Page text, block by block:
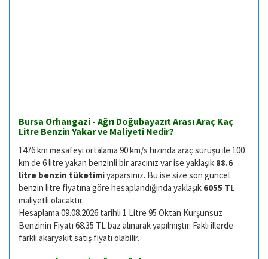
Bursa Orhangazi - Ağrı Doğubayazıt Arası Araç Kaç
Litre Benzin Yakar ve Maliyeti Nedir?
1476 km mesafeyi ortalama 90 km/s hızında araç sürüşü ile 100
km de 6 litre yakan benzinli bir aracınız var ise yaklaşık 88.6
litre benzin tüketimiyaparsınız. Bu ise size son güncel
benzin litre fiyatına göre hesaplandığında yaklaşık 6055 TL
maliyetli olacaktır.
Hesaplama 09.08.2026 tarihli 1 Litre 95 Oktan Kurşunsuz
Benzinin Fiyatı 68.35 TL baz alınarak yapılmıştır. Faklı illerde
farklı akaryakıt satış fiyatı olabilir.